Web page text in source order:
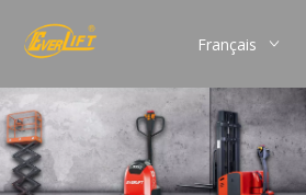
Français
Pусский
Español
Português